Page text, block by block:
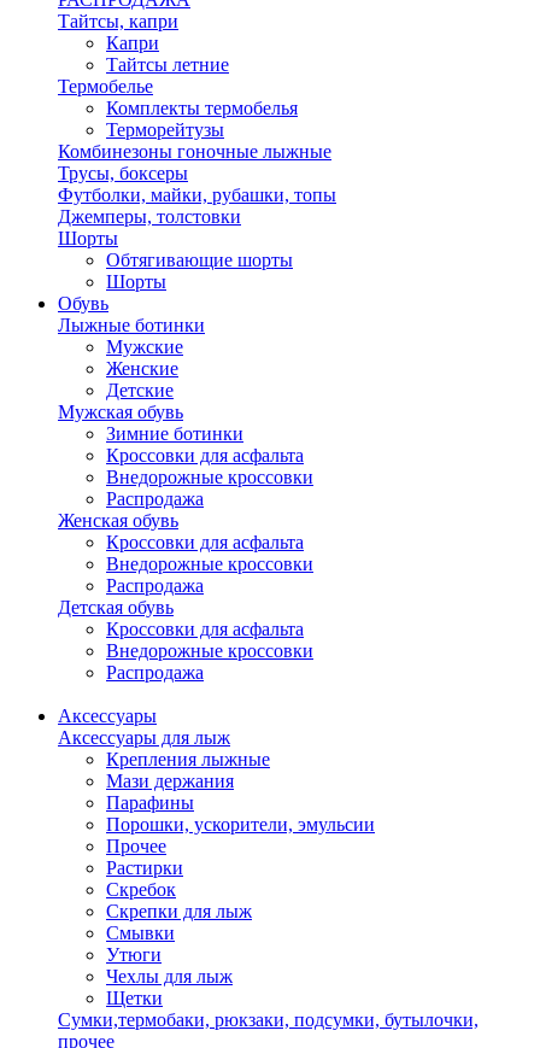
Тайтсы, капри
Капри
Тайтсы летние
Термобелье
Комплекты термобелья
Терморейтузы
Комбинезоны гоночные лыжные
Трусы, боксеры
Футболки, майки, рубашки, топы
Джемперы, толстовки
Шорты
Обтягивающие шорты
Шорты
Обувь
Лыжные ботинки
Мужские
Женские
Детские
Мужская обувь
Зимние ботинки
Кроссовки для асфальта
Внедорожные кроссовки
Распродажа
Женская обувь
Кроссовки для асфальта
Внедорожные кроссовки
Распродажа
Детская обувь
Кроссовки для асфальта
Внедорожные кроссовки
Распродажа
Аксессуары
Аксессуары для лыж
Крепления лыжные
Мази держания
Парафины
Порошки, ускорители, эмульсии
Прочее
Растирки
Скребок
Скрепки для лыж
Смывки
Утюги
Чехлы для лыж
Щетки
Сумки,термобаки, рюкзаки, подсумки, бутылочки,
прочее